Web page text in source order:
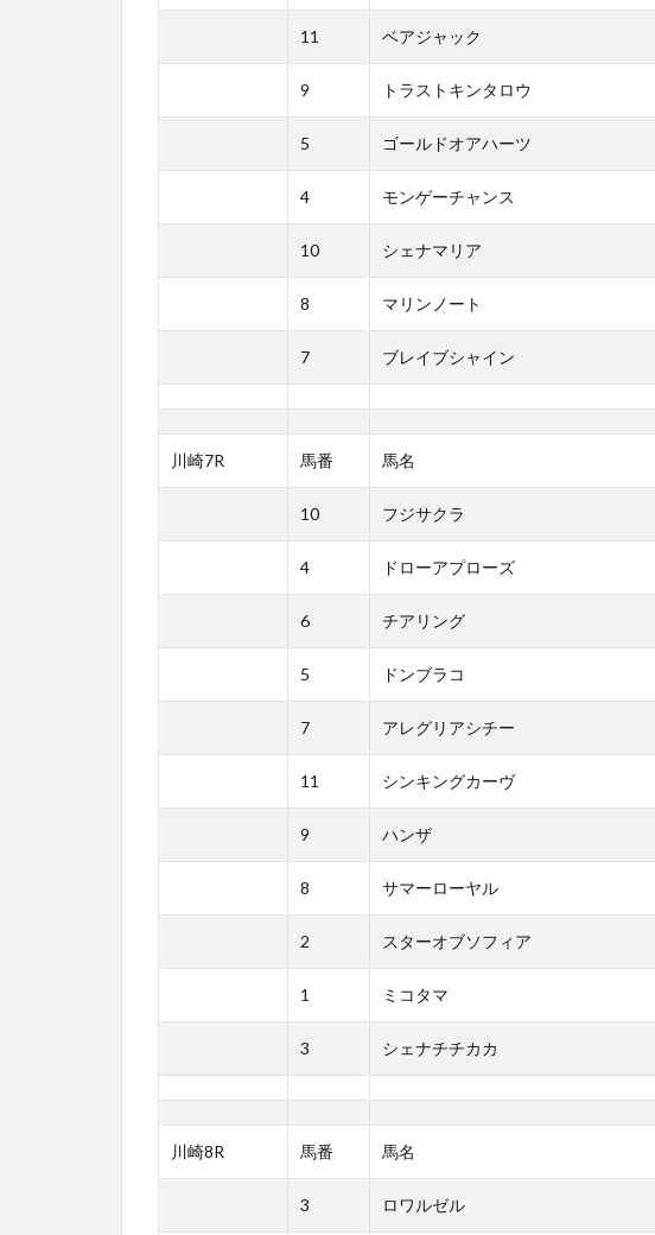
11 ベアジャック
9 トラストキンタロウ
5 ゴールドオアハーツ
4 モンゲーチャンス
10 シェナマリア
8 マリンノート
7 ブレイブシャイン
川崎7R 馬番 馬名
10 フジサクラ
4 ドローアプローズ
6 チアリング
5 ドンブラコ
7 アレグリアシチー
11 シンキングカーヴ
9 ハンザ
8 サマーローヤル
2 スターオブソフィア
1 ミコタマ
3 シェナチチカカ
川崎8R 馬番 馬名
3 ロワルゼル